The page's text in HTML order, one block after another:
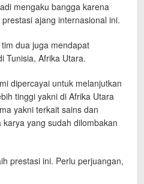
mengaku bangga karena
ajang internasional ini.
dua juga mendapat
Tunisia, Afrika Utara.
dipercayai untuk melanjutkan
tinggi yakni di Afrika Utara
yakni terkait sains dan
yang sudah dilombakan
prestasi ini. Perlu perjuangan,